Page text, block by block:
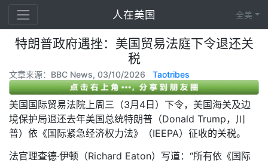
人在美国 全美
特朗普政府遇挫：美国贸易法庭下令退还关
税
文章来源：BBC News, 03/10/2026 Taotribes
美国国际贸易法院上周三（3月4日）下令，美国海关及边
境保护局退还去年美国总统特朗普（Donald Trump，川
普）依《国际紧急经济权力法》（IEEPA）征收的关税。
法官理查德·伊顿（Richard Eaton）写道：“所有依《国际